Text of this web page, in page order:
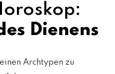
Dienens
Archtypen zu